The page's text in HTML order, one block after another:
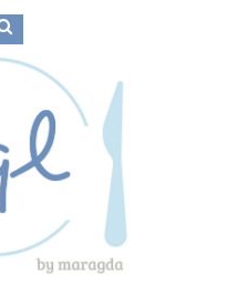
luculus